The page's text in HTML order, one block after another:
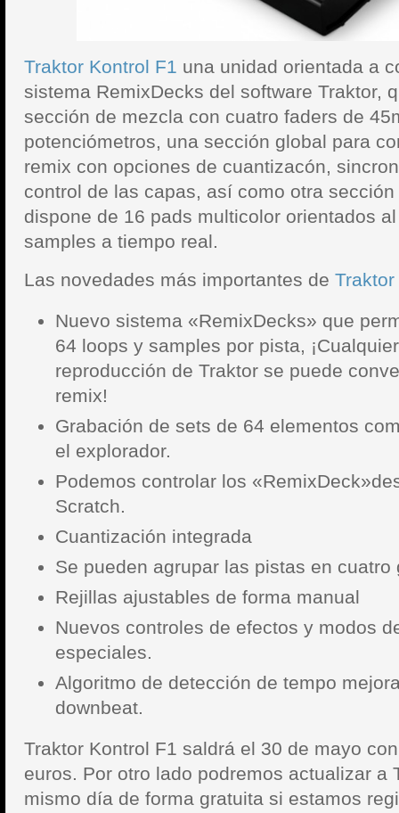
Traktor Kontrol F1 una unidad orientada a
sistema RemixDecks del software Traktor,
sección de mezcla con cuatro faders de
potenciómetros, una sección global para
remix con opciones de cuantizacón,
control de las capas, así como otra
dispone de 16 pads multicolor orientados
samples a tiempo real.
Las novedades más importantes de
Nuevo sistema «RemixDecks» que
64 loops y samples por pista,
reproducción de Traktor se puede
remix!
Grabación de sets de 64 elementos
el explorador.
Podemos controlar los
Scratch.
Cuantización integrada
Se pueden agrupar las pistas en cuatro
Rejillas ajustables de forma manual
Nuevos controles de efectos y modos
especiales.
Algoritmo de detección de tempo
downbeat.
Traktor Kontrol F1 saldrá el 30 de mayo
euros. Por otro lado podremos actualizar a
mismo día de forma gratuita si estamos